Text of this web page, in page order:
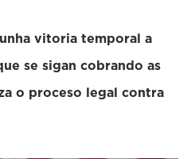
vitoria temporal a
se sigan cobrando as
o proceso legal contra